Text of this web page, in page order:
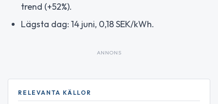
trend (+52%).
Lägsta dag: 14 juni, 0,18 SEK/kWh.
ANNONS
RELEVANTA KÄLLOR